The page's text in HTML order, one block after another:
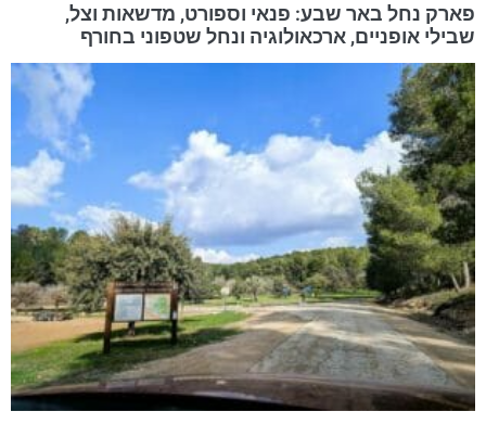
פארק נחל באר שבע: פנאי וספורט, מדשאות וצל,
שבילי אופניים, ארכאולוגיה ונחל שטפוני בחורף